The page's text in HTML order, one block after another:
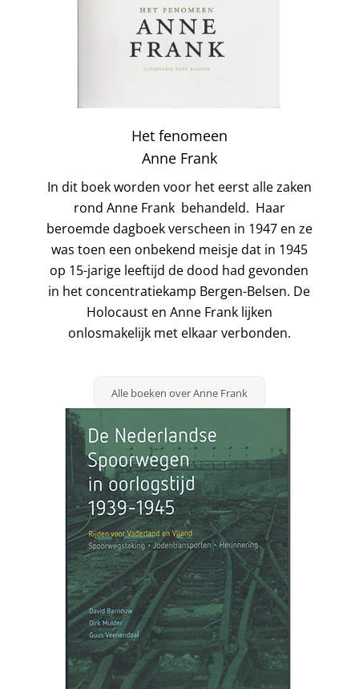
Het fenomeen
Anne Frank
In dit boek worden voor het eerst alle zaken
rond Anne Frank behandeld. Haar
beroemde dagboek verscheen in 1947 en ze
was toen een onbekend meisje dat in 1945
op 15-jarige leeftijd de dood had gevonden
in het concentratiekamp Bergen-Belsen. De
Holocaust en Anne Frank lijken
onlosmakelijk met elkaar verbonden.
Alle boeken over Anne Frank